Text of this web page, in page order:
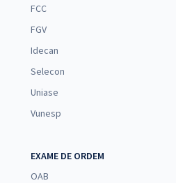
FCC
FGV
Idecan
Selecon
Uniase
Vunesp
EXAME DE ORDEM
OAB